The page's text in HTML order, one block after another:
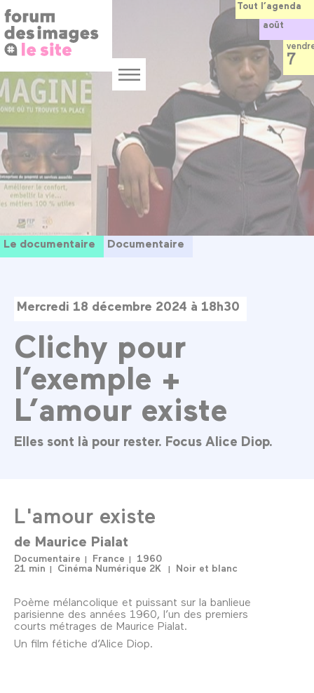
au
contenu
principal
Menu
Le documentaire Documentaire
Mercredi 18 décembre 2024 à 18h30
Clichy pour
l’exemple +
L’amour existe
Elles sont là pour rester. Focus Alice Diop.
L'amour existe
de Maurice Pialat
Documentaire France
1960
21 min
Cinéma Numérique 2K Noir et blanc
Poème mélancolique et puissant sur la banlieue
parisienne des années 1960, l’un des premiers
courts métrages de Maurice Pialat.
Un film fétiche d’Alice Diop.
Tout l’agenda
août
7